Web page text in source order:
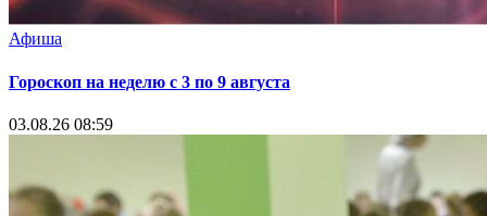
Афиша
Гороскоп на неделю с 3 по 9 августа
03.08.26 08:59